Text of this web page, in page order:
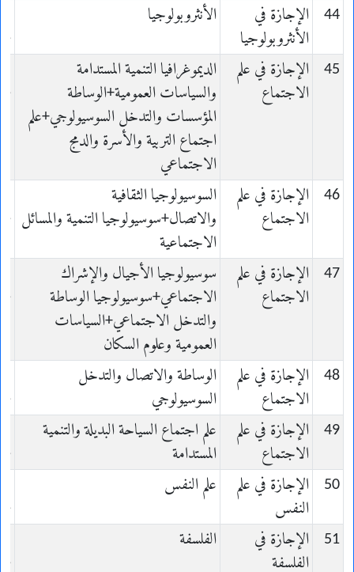
44
الإجازة في
الأنثروبولوجيا
الأنثروبولوجيا
45
الإجازة في علم
الاجتماع
الديموغرافيا التنمية المستدامة
والسياسات العمومية+الوساطة
المؤسسات والتدخل السوسيولوجي+علم
اجتماع التربية والأسرة والدمج
الاجتماعي
46
الإجازة في علم
الاجتماع
السوسيولوجيا الثقافية
والاتصال+سوسيولوجيا التنمية والمسائل
الاجتماعية
47
الإجازة في علم
الاجتماع
سوسيولوجيا الأجيال والإشراك
الاجتماعي+سوسيولوجيا الوساطة
والتدخل الاجتماعي+السياسات
العمومية وعلوم السكان
48
الإجازة في علم
الاجتماع
الوساطة والاتصال والتدخل
السوسيولوجي
49
الإجازة في علم
الاجتماع
علم اجتماع السياحة البديلة والتنمية
المستدامة
50
الإجازة في علم
النفس
علم النفس
51
الإجازة في
الفلسفة
الفلسفة